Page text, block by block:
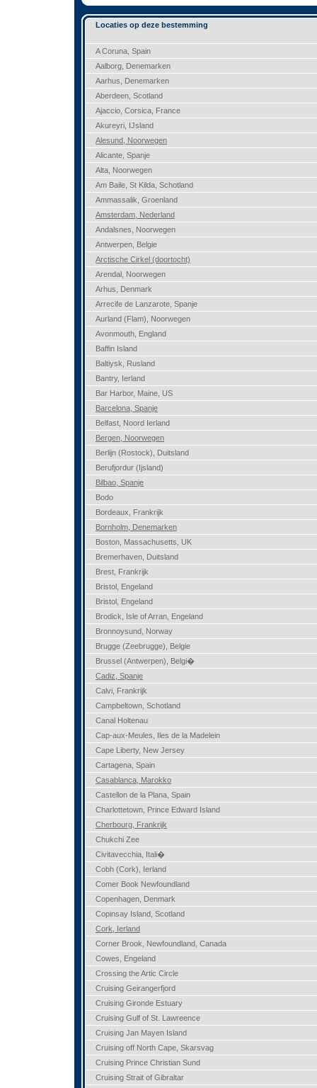
Locaties op deze bestemming
A Coruna, Spain
Aalborg, Denemarken
Aarhus, Denemarken
Aberdeen, Scotland
Ajaccio, Corsica, France
Akureyri, IJsland
Alesund, Noorwegen
Alicante, Spanje
Alta, Noorwegen
Am Baile, St Kilda, Schotland
Ammassalik, Groenland
Amsterdam, Nederland
Andalsnes, Noorwegen
Antwerpen, Belgie
Arctische Cirkel (doortocht)
Arendal, Noorwegen
Arhus, Denmark
Arrecife de Lanzarote, Spanje
Aurland (Flam), Noorwegen
Avonmouth, England
Baffin Island
Baltiysk, Rusland
Bantry, Ierland
Bar Harbor, Maine, US
Barcelona, Spanje
Belfast, Noord Ierland
Bergen, Noorwegen
Berlijn (Rostock), Duitsland
Berufjordur (Ijsland)
Bilbao, Spanje
Bodo
Bordeaux, Frankrijk
Bornholm, Denemarken
Boston, Massachusetts, UK
Bremerhaven, Duitsland
Brest, Frankrijk
Bristol, Engeland
Bristol, Engeland
Brodick, Isle of Arran, Engeland
Bronnoysund, Norway
Brugge (Zeebrugge), Belgie
Brussel (Antwerpen), Belgi�
Cadiz, Spanje
Calvi, Frankrijk
Campbeltown, Schotland
Canal Holtenau
Cap-aux-Meules, Iles de la Madelein
Cape Liberty, New Jersey
Cartagena, Spain
Casablanca, Marokko
Castellon de la Plana, Spain
Charlottetown, Prince Edward Island
Cherbourg, Frankrijk
Chukchi Zee
Civitavecchia, Itali�
Cobh (Cork), Ierland
Comer Book Newfoundland
Copenhagen, Denmark
Copinsay Island, Scotland
Cork, Ierland
Corner Brook, Newfoundland, Canada
Cowes, Engeland
Crossing the Artic Circle
Cruising Geirangerfjord
Cruising Gironde Estuary
Cruising Gulf of St. Lawreence
Cruising Jan Mayen Island
Cruising off North Cape, Skarsvag
Cruising Prince Christian Sund
Cruising Strait of Gibraltar